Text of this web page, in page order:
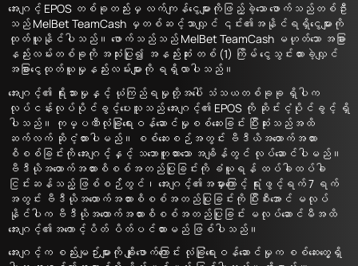
အေးဂျင့် EPOS တစ်ခုတည်းမှ လက်ကျန်ငွေများကိုဖြည့်ခဲ့သော ဖောက်သည်တစ်ဦး
သည် MelBet TeamCash မှတစ်ဆင့်သာလျှင် ၎င်း၏အနိုင်ရရှိငွေများကို
ထုတ်ယူနိုင်ပါသည်။ ဖောက်သည်သည် MelBet TeamCash မဟုတ်သော အခြား
နည်းလမ်းတစ်ခုကို အသုံးပြု၍ အနည်းဆုံး တစ် (1) ကြိမ် ငွေသွင်းထားခဲ့လျှင်
အခြားငွေထုတ်ယူမှုနည်းလမ်းများကို ရရှိလာပါသည်။
အေးဂျင့်၏ ရိုးသားမှုနှင့် ယုံကြည်ရမှုတို့အပေါ် သံသယတစ်ခုခု ရှိပါက
လုပ်ငန်းလုပ်ပိုင်ခွင့်ပေးသူသည် အေးဂျင့်၏ EPOS ကို ဆိုင်းငံ့ပိုင်ခွင့် ရှိ
ပါသည်။ ကုမ္ပဏီလုံခြုံရေးဝန်ဆောင်မှုစစ်ဆေးခြင်း ပြီးဆုံးသည်အထိ
ဆက်လက် ဆိုငံ့ထားပါမည်။ စစ်ဆေးစဉ်အတွင်း ဗီဒီယိအထောက်အထား
စိစစ်ခြင်းကို အေးဂျင့်နှင့် သဘောတူထားသော အချိန်တွင် လုပ်ဆောင်ပါမည်။
ဗီဒီယိုအထောက်အထားစိစစ်အတည်ပြုခြင်းကို ခံယူရန် ထပ်ခါထပ်ခါ
ငြင်းဆန်သည့် ဖြစ်စဉ််တွင်၊ အေးဂျင့်၏အမှားကြောင့် ရုံးဖွင့်ရက် 7 ရက်
အတွင်း ဗီဒီယိုအထောက်အထားစိစစ်အတည်ပြုခြင်းကို ပြီးစီးအောင် မလုပ်
နိုင်ပါက ဗီဒီယိုအထောက်အထားစိစစ်အတည်ပြုခြင်း မလုပ်ဆောင်မီအထိ
အေးဂျင့်၏အကောင့်ပိတ် ပိတ်ပင်ထားမည် ဖြစ်ပါသည်။
အေးဂျင့်က စည်းမျဉ်းများကို ချိုးဖောက်ကြောင်း လုံခြုံရေးဝန်ဆောင်မှုက စစ်ဆေးတွေ့ရှိ